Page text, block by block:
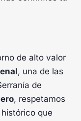
de alto valor
, una de las
de
, respetamos
que